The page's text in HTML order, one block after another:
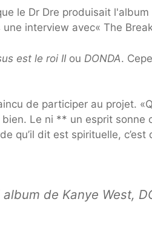
le Dr Dre produisait
interview avec« The
est le roi II ou DONDA.
de participer au projet.
Le ni ** un esprit sonne
qu’il dit est spirituelle,
de Kanye West,